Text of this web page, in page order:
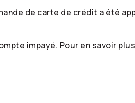
de carte de crédit a été
impayé. Pour en savoir